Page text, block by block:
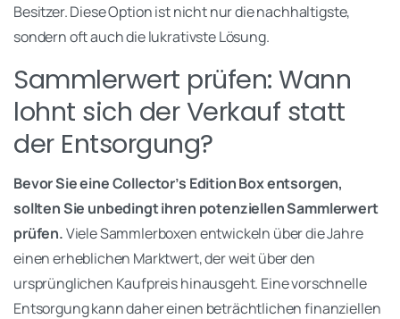
Besitzer. Diese Option ist nicht nur die nachhaltigste,
sondern oft auch die lukrativste Lösung.
Sammlerwert prüfen: Wann
lohnt sich der Verkauf statt
der Entsorgung?
Bevor Sie eine Collector’s Edition Box entsorgen,
sollten Sie unbedingt ihren potenziellen Sammlerwert
prüfen.Viele Sammlerboxen entwickeln über die Jahre
einen erheblichen Marktwert, der weit über den
ursprünglichen Kaufpreis hinausgeht. Eine vorschnelle
Entsorgung kann daher einen beträchtlichen finanziellen